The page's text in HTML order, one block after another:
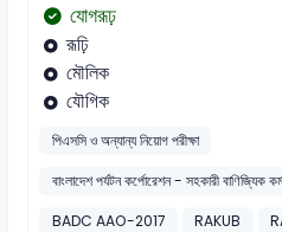
যোগরূঢ়
রূঢ়ি
মৌলিক
যৌগিক
পিএসসি ও অন্যান্য নিয়োগ পরীক্ষা
বাংলাদেশ পর্যটন কর্পোরেশন - সহকারী বাণিজ্যিক
BADC AAO-2017
RAKUB